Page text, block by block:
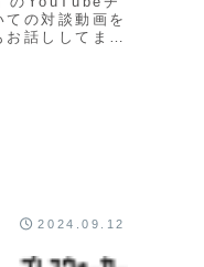
の対談動画を
話ししてます
2024.09.12